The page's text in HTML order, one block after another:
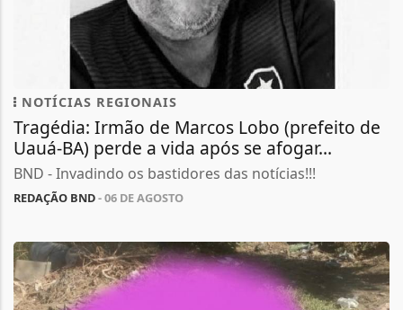
NOTÍCIAS REGIONAIS
Tragédia: Irmão de Marcos Lobo (prefeito de
Uauá-BA) perde a vida após se afogar...
BND - Invadindo os bastidores das notícias!!!
REDAÇÃO BND- 06 DE AGOSTO